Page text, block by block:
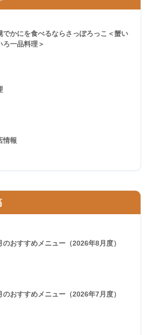
でかにを食べるならさっぽろっこ＜蟹い
ろ一品料理＞
情報
のおすすめメニュー（2026年8月度）
のおすすめメニュー（2026年7月度）